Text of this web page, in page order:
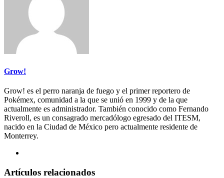
Grow!
Grow! es el perro naranja de fuego y el primer reportero de
Pokémex, comunidad a la que se unió en 1999 y de la que
actualmente es administrador. También conocido como Fernando
Riveroll, es un consagrado mercadólogo egresado del ITESM,
nacido en la Ciudad de México pero actualmente residente de
Monterrey.
Artículos relacionados